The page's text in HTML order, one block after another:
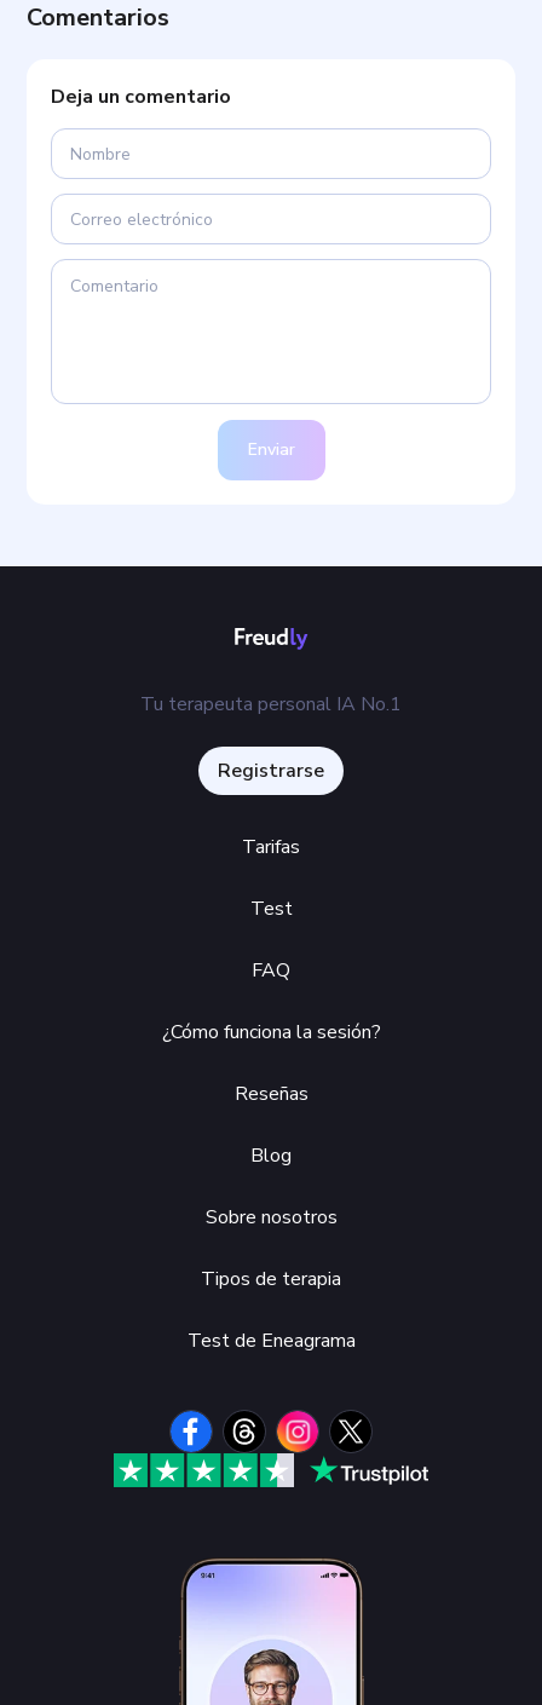
Comentarios
Deja un comentario
Enviar
Tu terapeuta personal IA No.1
Registrarse
Tarifas
Test
FAQ
¿Cómo funciona la sesión?
Reseñas
Blog
Sobre nosotros
Tipos de terapia
Test de Eneagrama